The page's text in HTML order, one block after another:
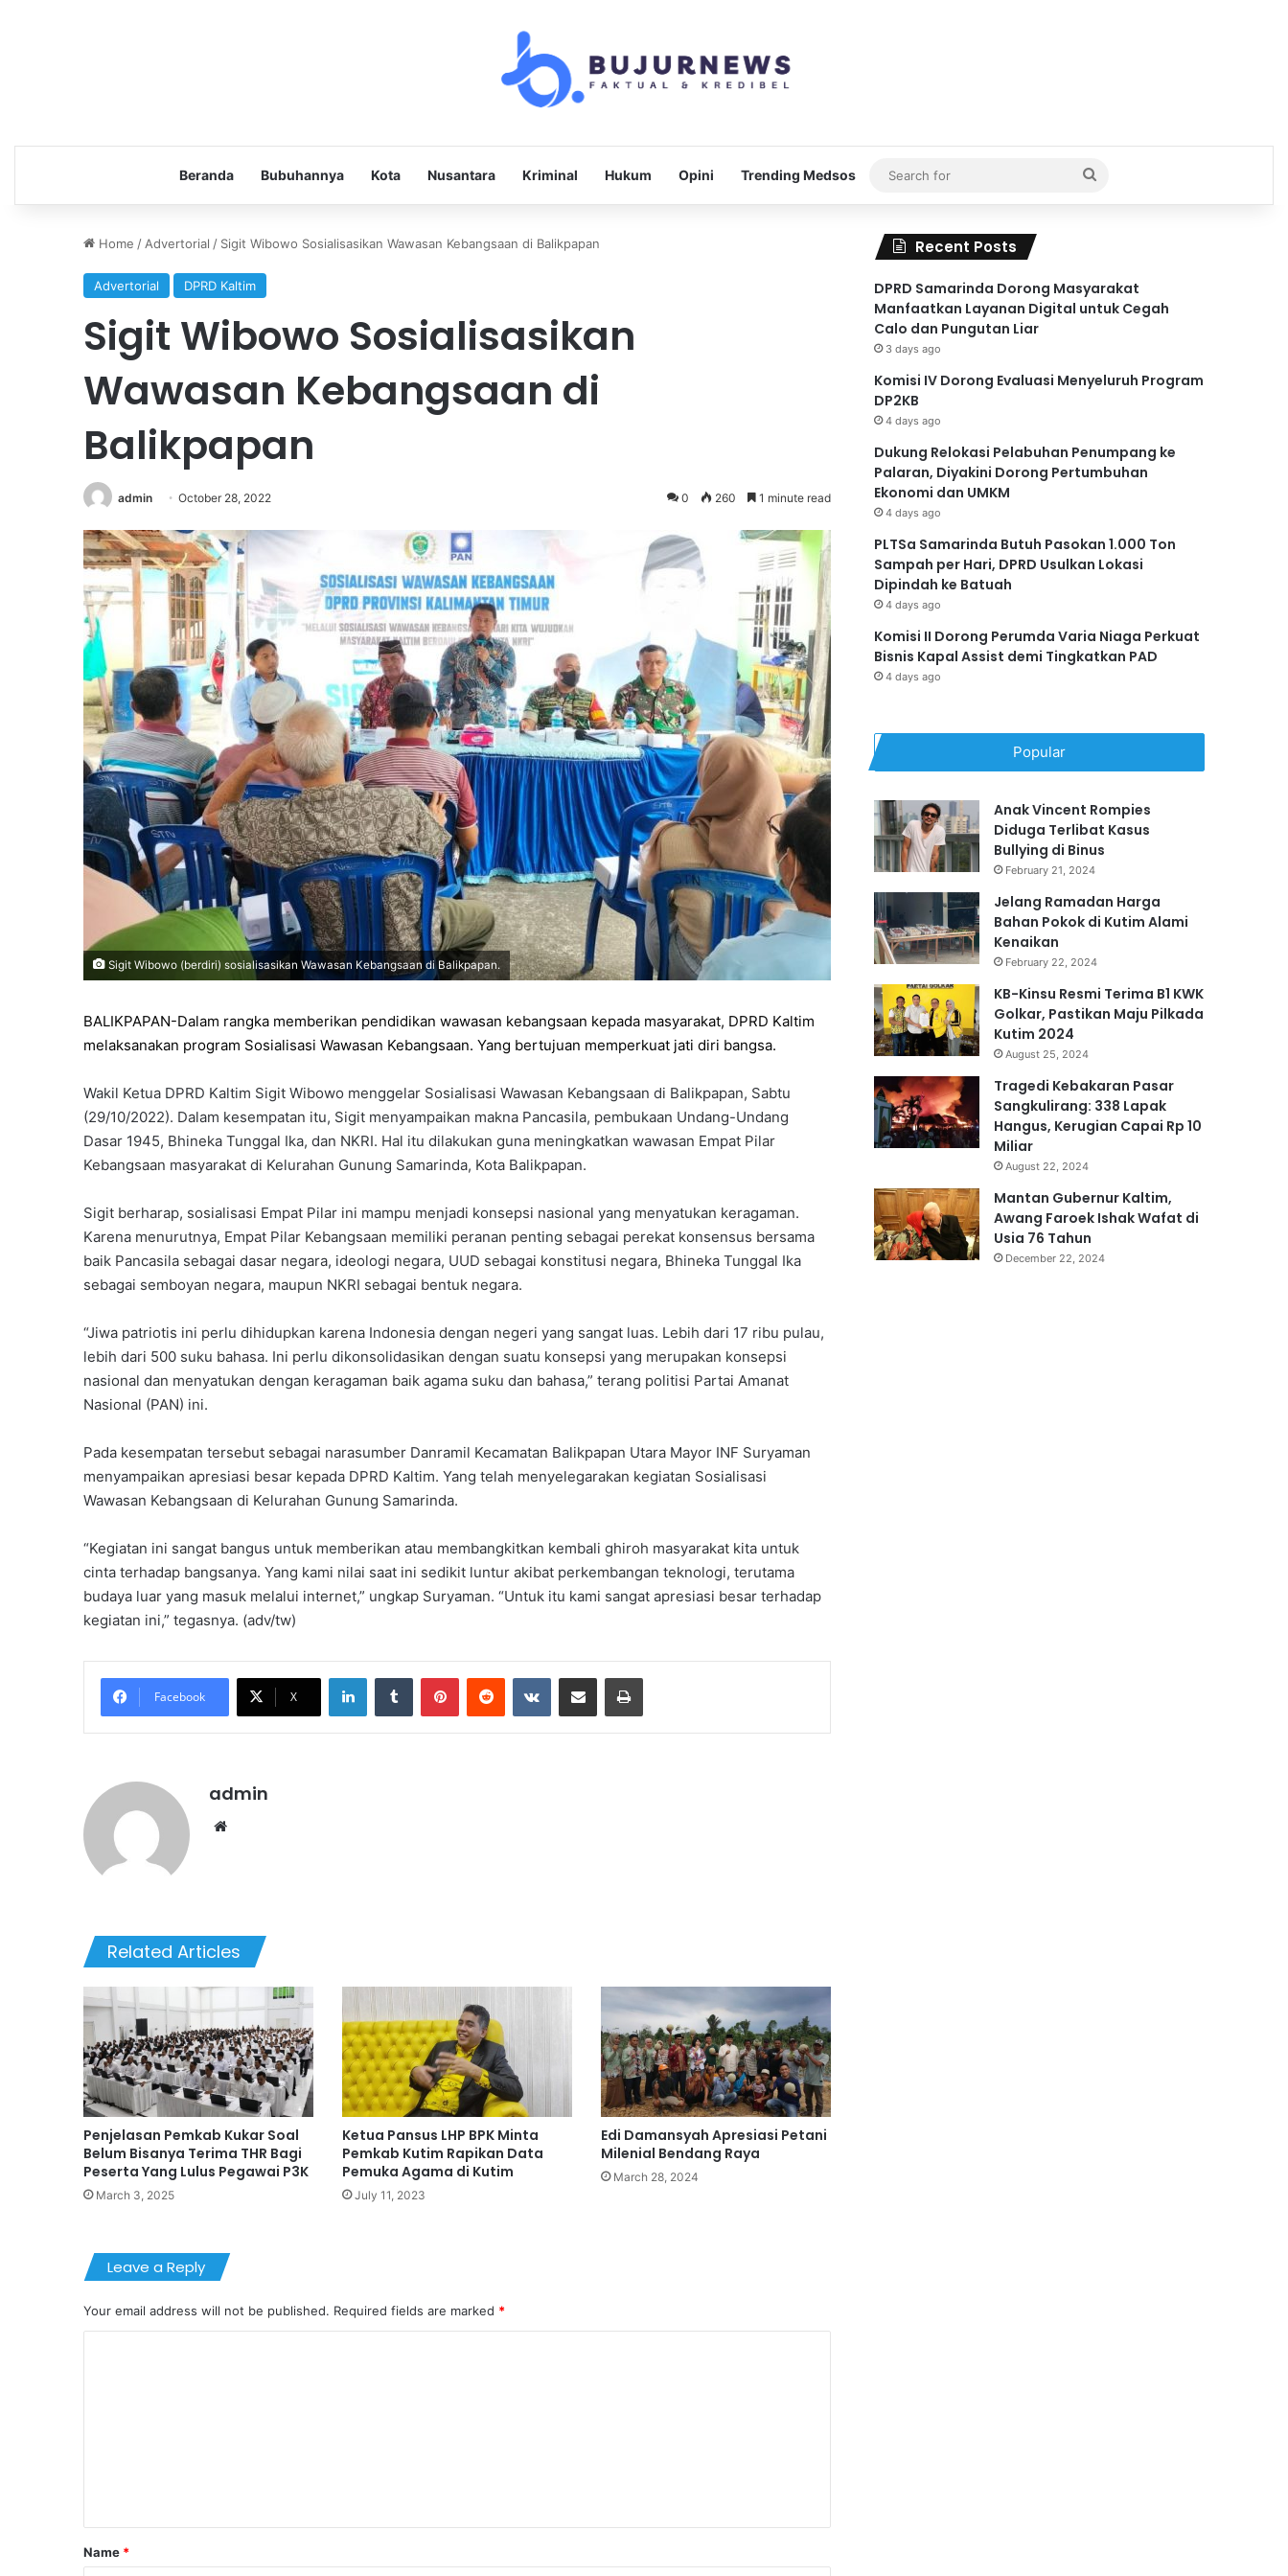
Beranda Bubuhannya Kota Nusantara Kriminal Hukum Opini Trending Medsos
Search
for
Home / Advertorial / Sigit Wibowo Sosialisasikan Wawasan Kebangsaan di Balikpapan
Advertorial DPRD Kaltim
Sigit Wibowo Sosialisasikan
Wawasan Kebangsaan di
Balikpapan
admin October 28, 2022 0 260 1 minute read
Sigit Wibowo (berdiri) sosialisasikan Wawasan Kebangsaan di Balikpapan.
BALIKPAPAN-Dalam rangka memberikan pendidikan wawasan kebangsaan kepada masyarakat, DPRD Kaltim
melaksanakan program Sosialisasi Wawasan Kebangsaan. Yang bertujuan memperkuat jati diri bangsa.
Wakil Ketua DPRD Kaltim Sigit Wibowo menggelar Sosialisasi Wawasan Kebangsaan di Balikpapan, Sabtu
(29/10/2022). Dalam kesempatan itu, Sigit menyampaikan makna Pancasila, pembukaan Undang-Undang
Dasar 1945, Bhineka Tunggal Ika, dan NKRI. Hal itu dilakukan guna meningkatkan wawasan Empat Pilar
Kebangsaan masyarakat di Kelurahan Gunung Samarinda, Kota Balikpapan.
Sigit berharap, sosialisasi Empat Pilar ini mampu menjadi konsepsi nasional yang menyatukan keragaman.
Karena menurutnya, Empat Pilar Kebangsaan memiliki peranan penting sebagai perekat konsensus bersama
baik Pancasila sebagai dasar negara, ideologi negara, UUD sebagai konstitusi negara, Bhineka Tunggal Ika
sebagai semboyan negara, maupun NKRI sebagai bentuk negara.
“Jiwa patriotis ini perlu dihidupkan karena Indonesia dengan negeri yang sangat luas. Lebih dari 17 ribu pulau,
lebih dari 500 suku bahasa. Ini perlu dikonsolidasikan dengan suatu konsepsi yang merupakan konsepsi
nasional dan menyatukan dengan keragaman baik agama suku dan bahasa,” terang politisi Partai Amanat
Nasional (PAN) ini.
Pada kesempatan tersebut sebagai narasumber Danramil Kecamatan Balikpapan Utara Mayor INF Suryaman
menyampaikan apresiasi besar kepada DPRD Kaltim. Yang telah menyelegarakan kegiatan Sosialisasi
Wawasan Kebangsaan di Kelurahan Gunung Samarinda.
“Kegiatan ini sangat bangus untuk memberikan atau membangkitkan kembali ghiroh masyarakat kita untuk
cinta terhadap bangsanya. Yang kami nilai saat ini sedikit luntur akibat perkembangan teknologi, terutama
budaya luar yang masuk melalui internet,” ungkap Suryaman. “Untuk itu kami sangat apresiasi besar terhadap
kegiatan ini,” tegasnya. (adv/tw)
Facebook X
admin
Related Articles
Penjelasan Pemkab Kukar Soal
Belum Bisanya Terima THR Bagi
Peserta Yang Lulus Pegawai P3K
March 3, 2025
Ketua Pansus LHP BPK Minta
Pemkab Kutim Rapikan Data
Pemuka Agama di Kutim
July 11, 2023
Edi Damansyah Apresiasi Petani
Milenial Bendang Raya
March 28, 2024
Leave a Reply
Your email address will not be published. Required fields are marked *
*
Name *
Recent Posts
DPRD Samarinda Dorong Masyarakat
Manfaatkan Layanan Digital untuk Cegah
Calo dan Pungutan Liar
3 days ago
Komisi IV Dorong Evaluasi Menyeluruh Program
DP2KB
4 days ago
Dukung Relokasi Pelabuhan Penumpang ke
Palaran, Diyakini Dorong Pertumbuhan
Ekonomi dan UMKM
4 days ago
PLTSa Samarinda Butuh Pasokan 1.000 Ton
Sampah per Hari, DPRD Usulkan Lokasi
Dipindah ke Batuah
4 days ago
Komisi II Dorong Perumda Varia Niaga Perkuat
Bisnis Kapal Assist demi Tingkatkan PAD
4 days ago
Popular
Anak Vincent Rompies
Diduga Terlibat Kasus
Bullying di Binus
February 21, 2024
Jelang Ramadan Harga
Bahan Pokok di Kutim Alami
Kenaikan
February 22, 2024
KB-Kinsu Resmi Terima B1 KWK
Golkar, Pastikan Maju Pilkada
Kutim 2024
August 25, 2024
Tragedi Kebakaran Pasar
Sangkulirang: 338 Lapak
Hangus, Kerugian Capai Rp 10
Miliar
August 22, 2024
Mantan Gubernur Kaltim,
Awang Faroek Ishak Wafat di
Usia 76 Tahun
December 22, 2024